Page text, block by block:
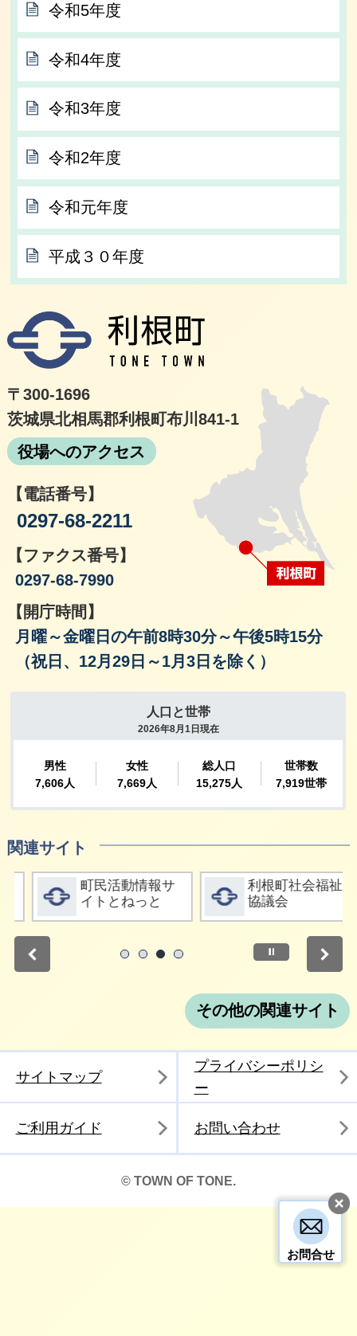
お問合せ
令和5年度
令和4年度
令和3年度
令和2年度
令和元年度
平成３０年度
〒300-1696
茨城県北相馬郡利根町布川841-1
役場へのアクセス
【電話番号】
0297-68-2211
【ファクス番号】
0297-68-7990
【開庁時間】
月曜～金曜日の午前8時30分～午後5時15分
（祝日、12月29日～1月3日を除く）
関連サイト
詳細をみる
町民活動情報サ
イトとねっと
詳細をみる
利根町社会福祉
協議会
停止
その他の関連サイト
サイトマップ
プライバシーポリシ
ー
ご利用ガイド お問い合わせ
© TOWN OF TONE.